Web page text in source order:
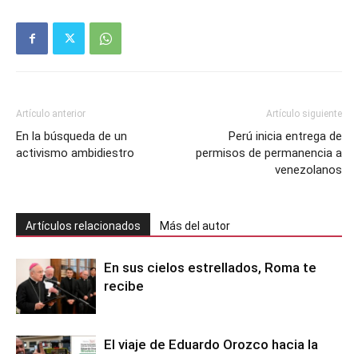
Artículo anterior
En la búsqueda de un
activismo ambidiestro
Artículo siguiente
Perú inicia entrega de
permisos de permanencia a
venezolanos
Artículos relacionados Más del autor
En sus cielos estrellados, Roma te
recibe
El viaje de Eduardo Orozco hacia la